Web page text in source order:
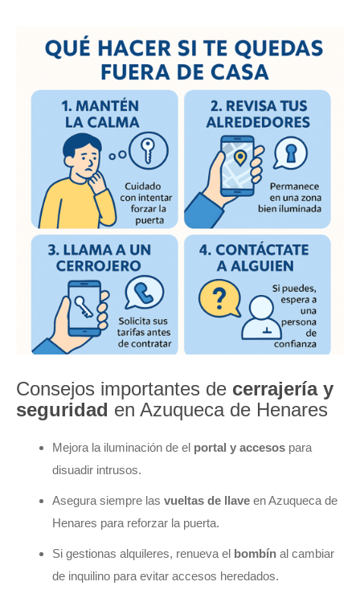
Consejos importantes de cerrajería y
seguridad en Azuqueca de Henares
Mejora la iluminación de el portal y accesos para
disuadir intrusos.
Asegura siempre las vueltas de llave en Azuqueca de
Henares para reforzar la puerta.
Si gestionas alquileres, renueva el bombín al cambiar
de inquilino para evitar accesos heredados.